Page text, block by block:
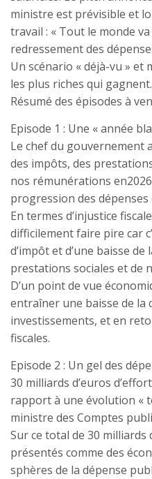
ministre est prévisible et
travail : « Tout le monde
redressement des
Un scénario « déjà-vu » et
les plus riches qui
Résumé des épisodes à
Episode 1 : Une « année
Le chef du gouvernement
des impôts, des
nos rémunérations
progression des dépenses
En termes d’injustice
difficilement faire pire car
d’impôt et d’une baisse
prestations sociales et de
D’un point de vue
entraîner une baisse de la
investissements, et en
fiscales.
Episode 2 : Un gel des
30 milliards d’euros
rapport à une évolution «
ministre des Comptes
Sur ce total de 30 milliards
présentés comme des
sphères de la dépense